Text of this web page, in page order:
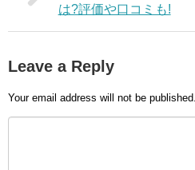
は?評価や口コミも!
Leave a Reply
Your email address will not be published.